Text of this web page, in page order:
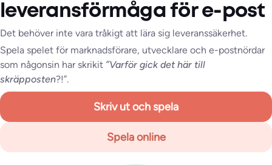
leveransförmåga för e-post
Det behöver inte vara tråkigt att lära sig leveranssäkerhet.
Spela spelet för marknadsförare, utvecklare och e-postnördar
som någonsin har skrikit ”Varför gick det här till
skräpposten?!”.
Skriv ut och spela
Spela online